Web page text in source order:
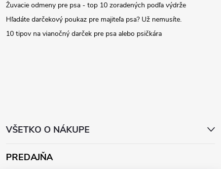
p
ä
VŠETKO O NÁKUPE
PREDAJŇA
Žuvacie odmeny pre psa - top 10 zoradených podľa výdrže
Hľadáte darčekový poukaz pre majiteľa psa? Už nemusíte.
10 tipov na vianočný darček pre psa alebo psičkára